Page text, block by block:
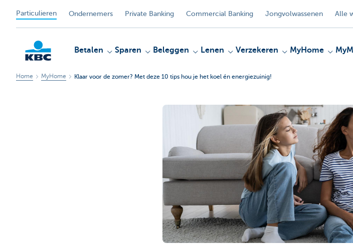
Particulieren Ondernemers Private Banking Commercial Banking Jongvolwassenen Alle
Betalen Sparen Beleggen Lenen Verzekeren MyHome
Home MyHome Klaar voor de zomer? Met deze 10 tips hou je het koel én energiezuinig!